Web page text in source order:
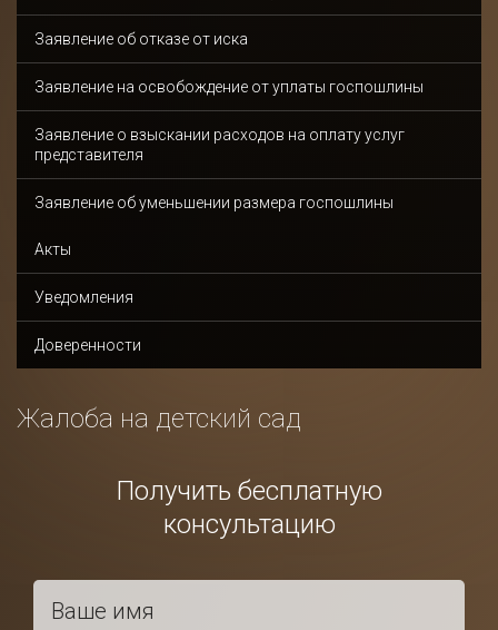
Заявление об отказе от иска
Заявление на освобождение от уплаты госпошлины
Заявление о взыскании расходов на оплату услуг
представителя
Заявление об уменьшении размера госпошлины
Акты
Уведомления
Доверенности
Жалоба на детский сад
Получить бесплатную
консультацию